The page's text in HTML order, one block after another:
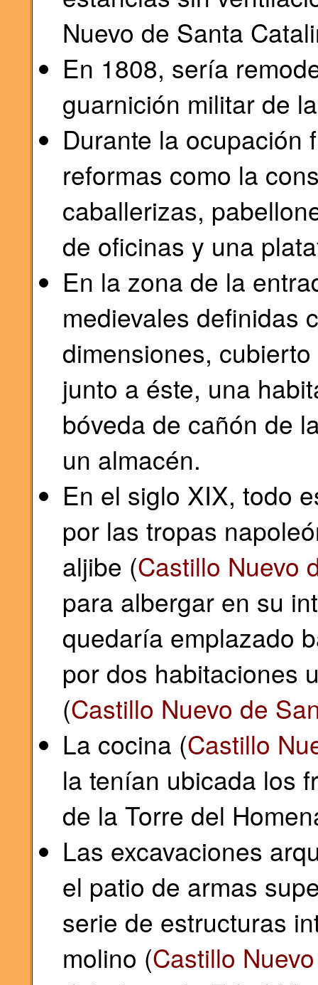
Nuevo de Santa
En 1808, sería
guarnición militar de
Durante la ocupación
reformas como la
caballerizas,
de oficinas y una
En la zona de la
medievales definidas
dimensiones,
junto a éste, una
bóveda de cañón de
un almacén.
En el siglo XIX, todo
por las tropas
aljibe (Castillo Nuevo
para albergar en su
quedaría emplazado
por dos habitaciones
(Castillo Nuevo de
La cocina (Castillo
la tenían ubicada los
de la Torre del
Las excavaciones
el patio de armas
serie de estructuras
molino (Castillo